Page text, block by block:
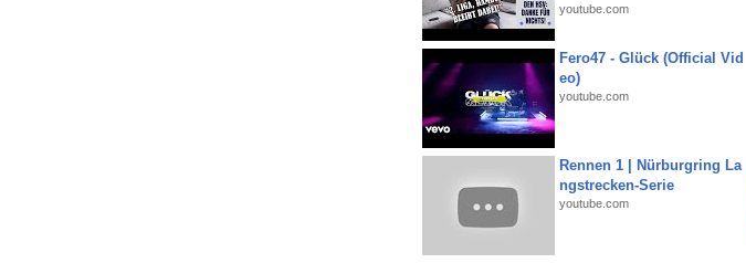
youtube.com
Fero47 - Glück (Official Vid
eo)
youtube.com
Rennen 1 | Nürburgring La
ngstrecken-Serie
youtube.com